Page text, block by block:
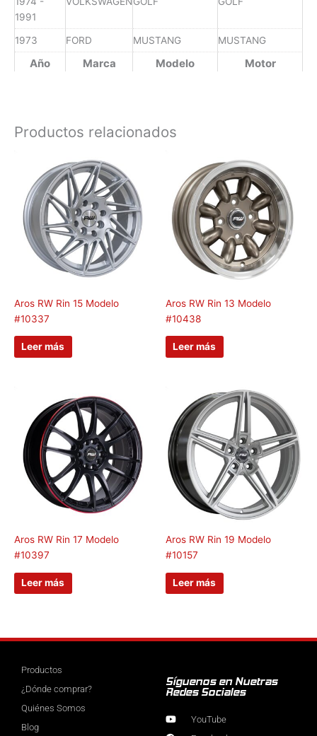
Año Marca Modelo Motor
1991
1973 FORD MUSTANG MUSTANG
Productos relacionados
Aros RW Rin 15 Modelo
#10337
Leer más
Aros RW Rin 13 Modelo
#10438
Leer más
Aros RW Rin 17 Modelo
#10397
Leer más
Aros RW Rin 19 Modelo
#10157
Leer más
Productos
¿Dónde comprar?
Quiénes Somos
Blog
Síguenos en Nuetras
Redes Sociales
YouTube